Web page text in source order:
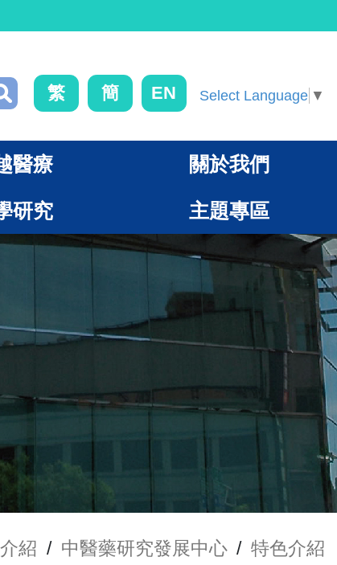
繁 簡 EN Select Language ▼
醫療 關於我們
研究 主題專區
紹 / 中醫藥研究發展中心 / 特色介紹